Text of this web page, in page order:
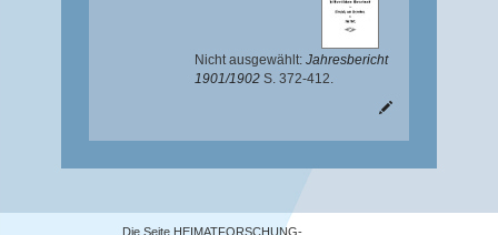
Nicht ausgewählt: Jahresbericht
1901/1902 S. 372-412.
Die Seite HEIMATFORSCHUNG-